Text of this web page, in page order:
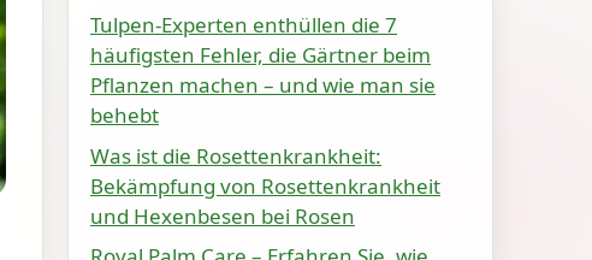
Tulpen-Experten enthüllen die 7
häufigsten Fehler, die Gärtner beim
Pflanzen machen – und wie man sie
behebt
Was ist die Rosettenkrankheit:
Bekämpfung von Rosettenkrankheit
und Hexenbesen bei Rosen